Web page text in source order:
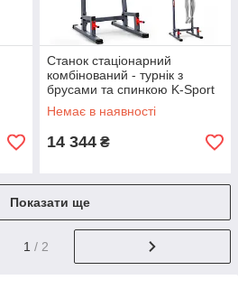
Станок стаціонарний
комбінований - турнік з
брусами та спинкою K-Sport
KSSL012
Немає в наявності
14 344 ₴
Показати ще
1 / 2